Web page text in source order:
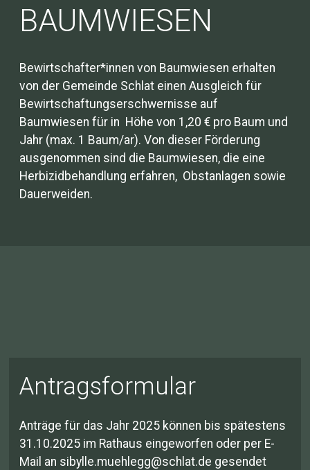
BAUMWIESEN
Bewirtschafter*innen von Baumwiesen erhalten
von der Gemeinde Schlat einen Ausgleich für
Bewirtschaftungserschwernisse auf
Baumwiesen für in Höhe von 1,20 € pro Baum und
Jahr (max. 1 Baum/ar). Von dieser Förderung
ausgenommen sind die Baumwiesen, die eine
Herbizidbehandlung erfahren, Obstanlagen sowie
Dauerweiden.
Antragsformular
Anträge für das Jahr 2025 können bis spätestens
31.10.2025 im Rathaus eingeworfen oder per E-
Mail an sibylle.muehlegg@schlat.de gesendet